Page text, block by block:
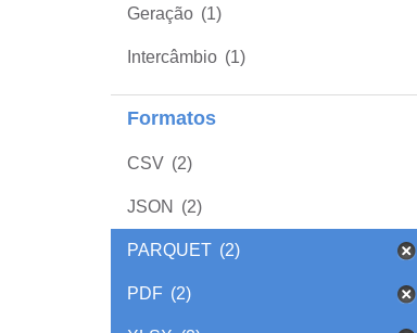
Geração (1)
Intercâmbio (1)
Formatos
CSV (2)
JSON (2)
PARQUET (2)
PDF (2)